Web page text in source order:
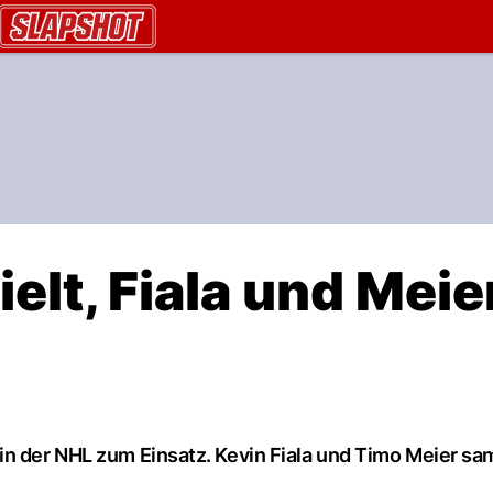
Fiala und
NHL zum Einsatz. Kevin Fiala und Timo Meier